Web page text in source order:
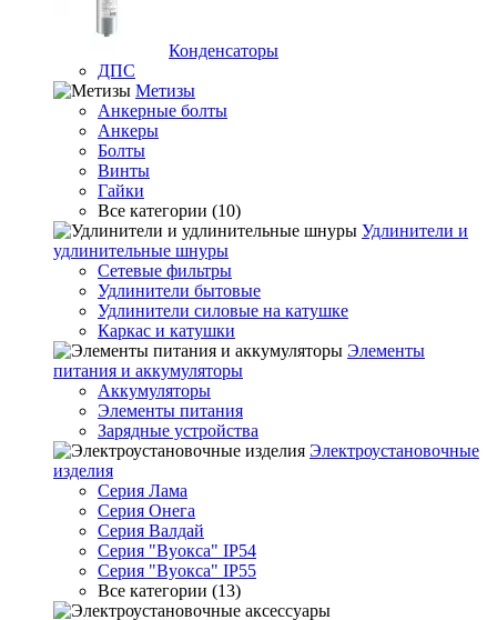
Конденсаторы
ДПС
Метизы
Анкерные болты
Анкеры
Болты
Винты
Гайки
Все категории (10)
Удлинители и
удлинительные шнуры
Сетевые фильтры
Удлинители бытовые
Удлинители силовые на катушке
Каркас и катушки
Элементы
питания и аккумуляторы
Аккумуляторы
Элементы питания
Зарядные устройства
Электроустановочные
изделия
Серия Лама
Серия Онега
Серия Валдай
Серия "Вуокса" IP54
Серия "Вуокса" IP55
Все категории (13)